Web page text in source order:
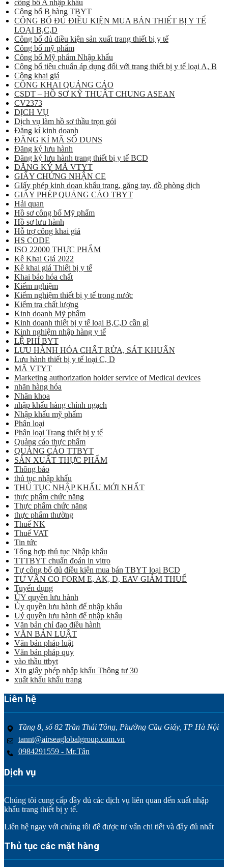
công bố A nhập khẩu
Công bố B hàng TBYT
CÔNG BỐ ĐỦ ĐIỀU KIỆN MUA BÁN THIẾT BỊ Y TẾ
LOẠI B,C,D
Công bố đủ điều kiện sản xuất trang thiết bị y tế
Công bố mỹ phẩm
Công bố Mỹ phẩm Nhập khẩu
Công bố tiêu chuẩn áp dụng đối với trang thiết bị y tế loại A, B
Công khai giá
CÔNG KHAI QUẢNG CÁO
CSDT – HỒ SƠ KỸ THUẬT CHUNG ASEAN
CV2373
DỊCH VỤ
Dịch vụ làm hồ sơ thầu trọn gói
Đăng kí kinh doanh
ĐĂNG KÍ MÃ SỐ DUNS
Đăng ký lưu hành
Đăng ký lưu hành trang thiết bị y tế BCD
ĐĂNG KÝ MÃ VTYT
GIẤY CHỨNG NHẬN CE
GIấy phép kinh doan khẩu trang, găng tay, đồ phòng dịch
GIẤY PHÉP QUẢNG CÁO TBYT
Hải quan
Hồ sơ công bố Mỹ phẩm
Hồ sơ lưu hành
Hỗ trợ công khai giá
HS CODE
ISO 22000 THỰC PHẨM
Kê Khai Giá 2022
Kê khai giá Thiết bị y tế
Khai báo hóa chất
Kiểm nghiệm
Kiểm nghiệm thiết bị y tế trong nước
Kiểm tra chất lượng
Kinh doanh Mỹ phẩm
Kinh doanh thiết bị y tế loại B,C,D cần gì
Kinh nghiệm nhập hàng y tế
LỆ PHÍ BYT
LƯU HÀNH HÓA CHẤT RỬA, SÁT KHUẨN
Lưu hành thiết bị y tế loại C, D
MÃ VTYT
Marketing authorization holder service of Medical devices
nhãn hàng hóa
Nhãn khoa
nhập khẩu hàng chính ngạch
Nhập khẩu mỹ phẩm
Phân loại
Phân loại Trang thiết bị y tế
Quảng cáo thực phẩm
QUẢNG CÁO TTBYT
SẢN XUẤT THỰC PHẨM
Thông báo
thủ tục nhập khẩu
THỦ TỤC NHẬP KHẨU MỚI NHẤT
thực phẩm chức năng
Thực phẩm chức năng
thực phẩm thường
Thuế NK
Thuế VAT
Tin tức
Tổng hợp thủ tục Nhập khẩu
TTTBYT chuẩn đoán in vitro
Tự công bố đủ điều kiện mua bán TBYT loại BCD
TƯ VẤN CO FORM E, AK, D, EAV GIẢM THUẾ
Tuyển dụng
ỦY quyền lưu hành
Ủy quyền lưu hành để nhập khẩu
Uỷ quyền lưu hành để nhập khẩu
Văn bản chỉ đạo điều hành
VĂN BẢN LUẬT
Văn bản pháp luật
Văn bản pháp quy
vào thầu ttbyt
Xin giấy phép nhập khẩu Thông tư 30
xuất khẩu khẩu trang
Liên hệ
Tầng 8, số 82 Trần Thái Tông, Phường Cầu Giấy, TP Hà Nội
tannt@airseaglobalgroup.com.vn
0984291559 - Mr.Tân
Dịch vụ
Chúng tôi cung cấp đầy đủ các dịch vụ liên quan đến xuất nhập
khẩu trang thiết bị y tế.
Liên hệ ngay với chúng tôi để được tư vấn chi tiết và đầy đủ nhất
Thủ tục các mặt hàng